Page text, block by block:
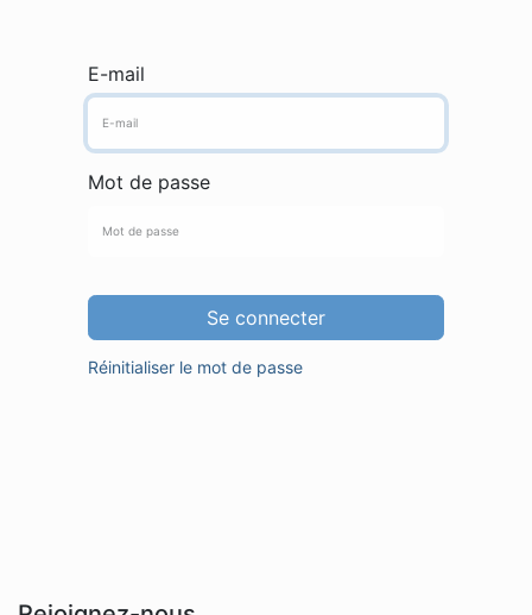
E-mail
Mot de passe
Se connecter
Réinitialiser le mot de passe